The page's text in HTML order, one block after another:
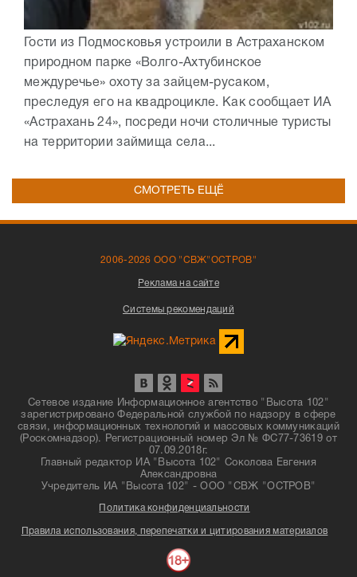
Гости из Подмосковья устроили в Астраханском
природном парке «Волго-Ахтубинское
междуречье» охоту за зайцем-русаком,
преследуя его на квадроцикле. Как сообщает ИА
«Астрахань 24», посреди ночи столичные туристы
на территории займища села...
СМОТРЕТЬ ЕЩЁ
2006-2026 ООО "СВЖ"ОСТРОВ"
Реклама на сайте
Системы рекомендаций
Сетевое издание Информационное агентство "Высота 102"
зарегистрировано Федеральной службой по надзору в сфере
связи, информационных технологий и массовых коммуникаций
(Роскомнадзор). Регистрационный номер Эл № ФС77-73619 от
07.09.2018г.
Главный редактор ИА "Высота 102" Соколова Евгения
Александровна
Учредитель ИА "Высота 102" - ООО "СВЖ "ОСТРОВ"
Политика конфиденциальности
Правила использования, перепечатки и цитирования материалов